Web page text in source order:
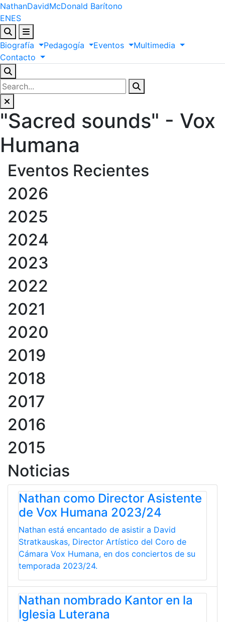
NathanDavidMcDonald Barítono
ENES
Biografía Pedagogía Eventos
Multimedia
Contacto
"Sacred sounds" - Vox
Humana
Eventos Recientes
2026
2025
2024
2023
2022
2021
2020
2019
2018
2017
2016
2015
Noticias
Nathan como Director Asistente
de Vox Humana 2023/24
Nathan está encantado de asistir a David
Stratkauskas, Director Artístico del Coro de
Cámara Vox Humana, en dos conciertos de su
temporada 2023/24.
Nathan nombrado Kantor en la
Iglesia Luterana